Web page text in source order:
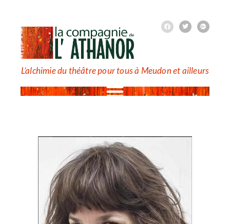
L’alchimie du théâtre pour tous à Meudon et ailleurs